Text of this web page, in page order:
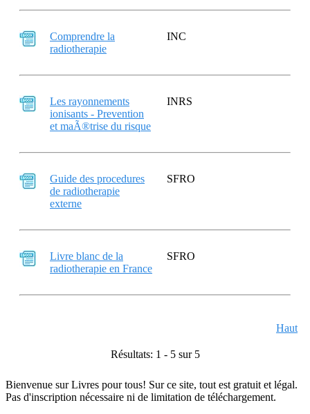
Comprendre la
radiotherapie
INC
Les rayonnements
ionisants - Prevention
et maÃ®trise du risque
INRS
Guide des procedures
de radiotherapie
externe
SFRO
Livre blanc de la
radiotherapie en France
SFRO
Haut
Résultats: 1 - 5 sur 5
Bienvenue sur Livres pour tous! Sur ce site, tout est gratuit et légal.
Pas d'inscription nécessaire ni de limitation de téléchargement.